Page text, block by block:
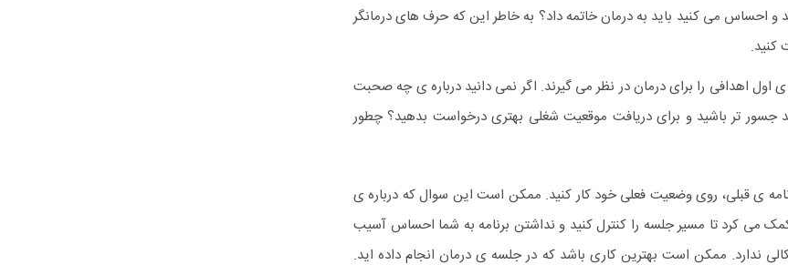
و احساس می کنید باید به درمان خاتمه داد؟ به خاطر این که حرف های درمانگر
کنید.
اهدافی را برای درمان در نظر می گیرند. اگر نمی دانید درباره ی چه صحبت
جسور تر باشید و برای دریافت موقعیت شغلی بهتری درخواست بدهید؟ چطور
ی قبلی، روی وضعیت فعلی خود کار کنید. ممکن است این سوال که درباره ی
می کرد تا مسیر جلسه را کنترل کنید و نداشتن برنامه به شما احساس آسیب
ندارد. ممکن است بهترین کاری باشد که در جلسه ی درمان انجام داده اید.